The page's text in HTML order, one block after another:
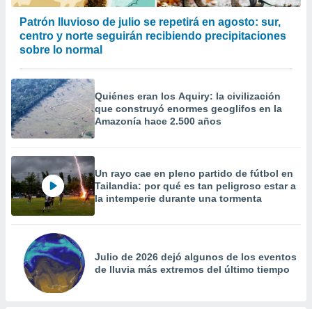
Patrón lluvioso de julio se repetirá en agosto: sur,
centro y norte seguirán recibiendo precipitaciones
sobre lo normal
Quiénes eran los Aquiry: la civilización
que construyó enormes geoglifos en la
Amazonía hace 2.500 años
Un rayo cae en pleno partido de fútbol en
Tailandia: por qué es tan peligroso estar a
la intemperie durante una tormenta
Julio de 2026 dejó algunos de los eventos
de lluvia más extremos del último tiempo